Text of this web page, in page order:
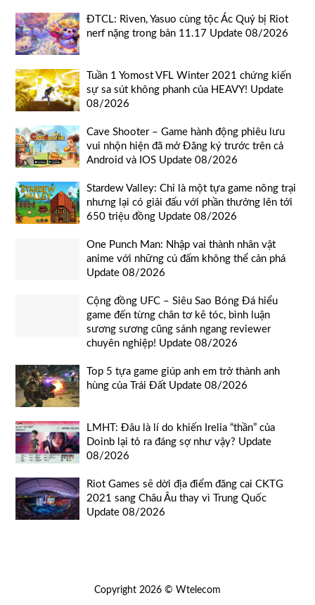
ĐTCL: Riven, Yasuo cùng tộc Ác Quỷ bị Riot
nerf nặng trong bản 11.17 Update 08/2026
Tuần 1 Yomost VFL Winter 2021 chứng kiến
sự sa sút không phanh của HEAVY! Update
08/2026
Cave Shooter – Game hành động phiêu lưu
vui nhộn hiện đã mở Đăng ký trước trên cả
Android và IOS Update 08/2026
Stardew Valley: Chỉ là một tựa game nông trại
nhưng lại có giải đấu với phần thưởng lên tới
650 triệu đồng Update 08/2026
One Punch Man: Nhập vai thành nhân vật
anime với những cú đấm không thể cản phá
Update 08/2026
Cộng đồng UFC – Siêu Sao Bóng Đá hiểu
game đến từng chân tơ kẽ tóc, bình luận
sương sương cũng sánh ngang reviewer
chuyên nghiệp! Update 08/2026
Top 5 tựa game giúp anh em trở thành anh
hùng của Trái Đất Update 08/2026
LMHT: Đâu là lí do khiến Irelia “thần” của
Doinb lại tỏ ra đáng sợ như vậy? Update
08/2026
Riot Games sẽ dời địa điểm đăng cai CKTG
2021 sang Châu Âu thay vì Trung Quốc
Update 08/2026
Copyright 2026 © Wtelecom